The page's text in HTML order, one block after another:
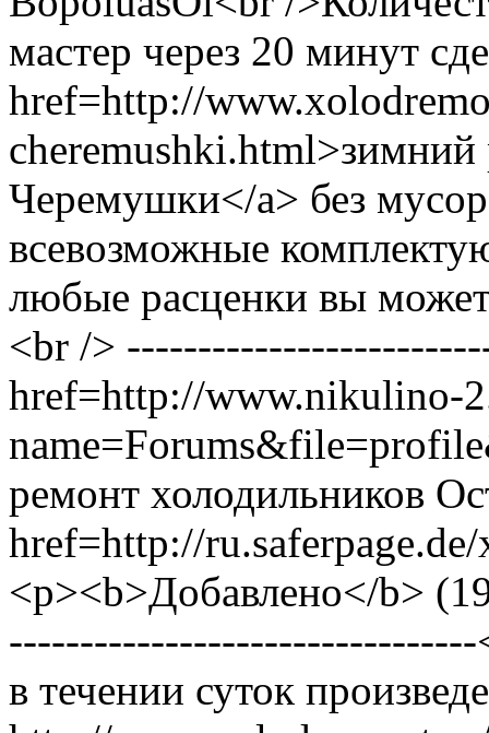
мастер через 20 минут
href=http://
cheremushki.html>зимний
Черемушки</a> без
всевозможные
любые расценки вы
<br />
href=http://www.nikulino-
ремонт холодильников
href=http://
<p><b>Добавлено</b>
---------------------------------
в течении суток